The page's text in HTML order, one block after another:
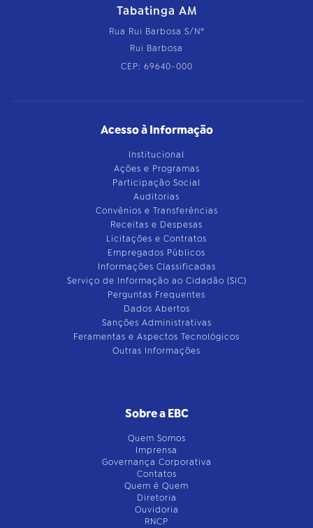
Tabatinga AM
Rua Rui Barbosa S/Nº
Rui Barbosa
CEP: 69640-000
Acesso à Informação
Institucional
Ações e Programas
Participação Social
Auditorias
Convênios e Transferências
Receitas e Despesas
Licitações e Contratos
Empregados Públicos
Informações Classificadas
Serviço de Informação ao Cidadão (SIC)
Perguntas Frequentes
Dados Abertos
Sanções Administrativas
Feramentas e Aspectos Tecnológicos
Outras Informações
Sobre a EBC
Quem Somos
Imprensa
Governança Corporativa
Contatos
Quem é Quem
Diretoria
Ouvidoria
RNCP